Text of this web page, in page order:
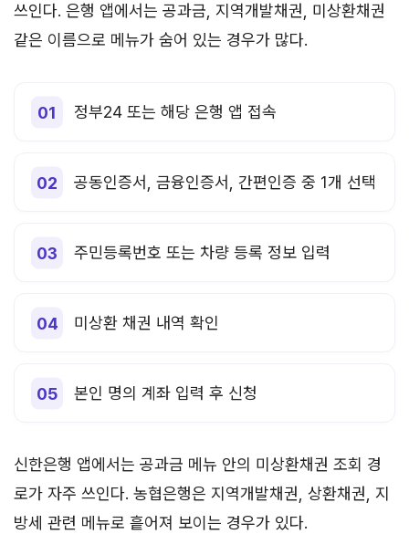
쓰인다. 은행 앱에서는 공과금, 지역개발채권, 미상환채권
같은 이름으로 메뉴가 숨어 있는 경우가 많다.
정부24 또는 해당 은행 앱 접속
공동인증서, 금융인증서, 간편인증 중 1개 선택
주민등록번호 또는 차량 등록 정보 입력
미상환 채권 내역 확인
본인 명의 계좌 입력 후 신청
신한은행 앱에서는 공과금 메뉴 안의 미상환채권 조회 경
로가 자주 쓰인다. 농협은행은 지역개발채권, 상환채권, 지
방세 관련 메뉴로 흩어져 보이는 경우가 있다.